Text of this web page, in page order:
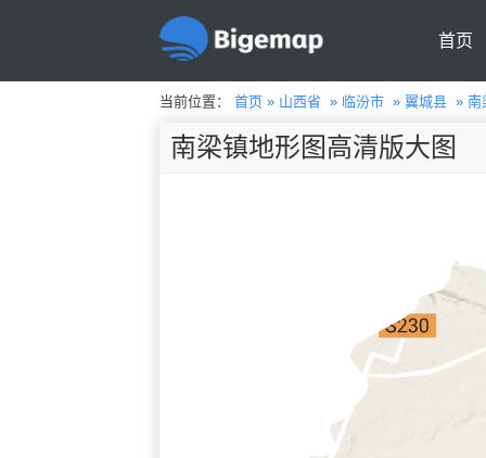
首页
当前位置： 首页» 山西省 » 临汾市» 翼城县» 南
南梁镇地形图高清版大图